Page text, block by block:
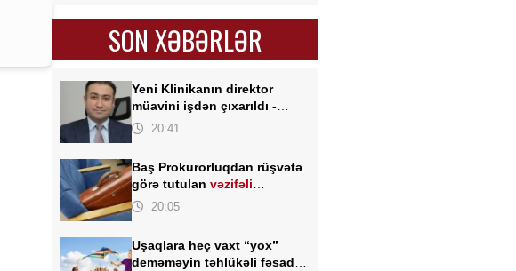
SON XƏBƏRLƏR
Yeni Klinikanın direktor
müavini işdən çıxarıldı -
FOTO
20:41
Baş Prokurorluqdan rüşvətə
görə tutulanvəzifəli
şəxslərlə bağlı MƏLUMAT
20:05
Uşaqlara heç vaxt “yox”
deməməyin təhlükəli fəsadı –